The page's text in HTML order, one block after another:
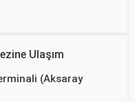
Ulaşım
(Aksaray